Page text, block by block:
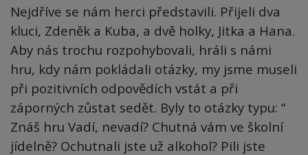
Nejdříve se nám herci představili. Přijeli dva
kluci, Zdeněk a Kuba, a dvě holky, Jitka a Hana.
Aby nás trochu rozpohybovali, hráli s námi
hru, kdy nám pokládali otázky, my jsme museli
při pozitivních odpovědích vstát a při
záporných zůstat sedět. Byly to otázky typu: “
Znáš hru Vadí, nevadí? Chutná vám ve školní
jídelně? Ochutnali jste už alkohol? Pili jste